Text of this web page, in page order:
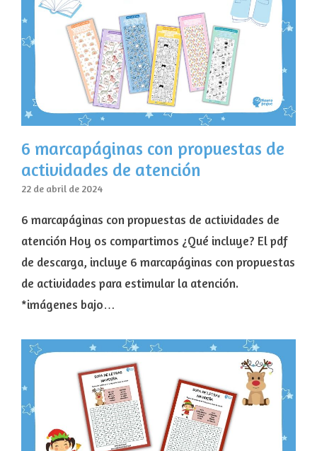
6 marcapáginas con propuestas de
actividades de atención
22 de abril de 2024
6 marcapáginas con propuestas de actividades de
atención Hoy os compartimos ¿Qué incluye? El pdf
de descarga, incluye 6 marcapáginas con propuestas
de actividades para estimular la atención.
*imágenes bajo…